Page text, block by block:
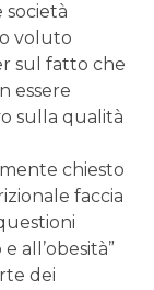
voluto
sul fatto che
essere
sulla qualità
chiesto
faccia
all’obesità”
dei